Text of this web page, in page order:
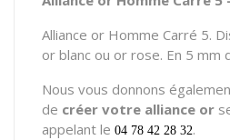
Alliance or Homme Carré 5.
or blanc ou or rose. En 5 mm
Nous vous donnons
de créer votre alliance or
appelant le 04 78 42 28 32.